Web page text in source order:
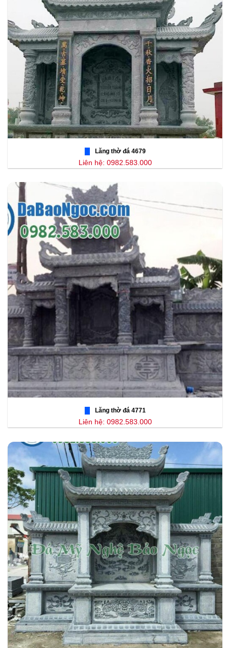
Lăng thờ đá 4679
Liên hệ: 0982.583.000
Lăng thờ đá 4771
Liên hệ: 0982.583.000